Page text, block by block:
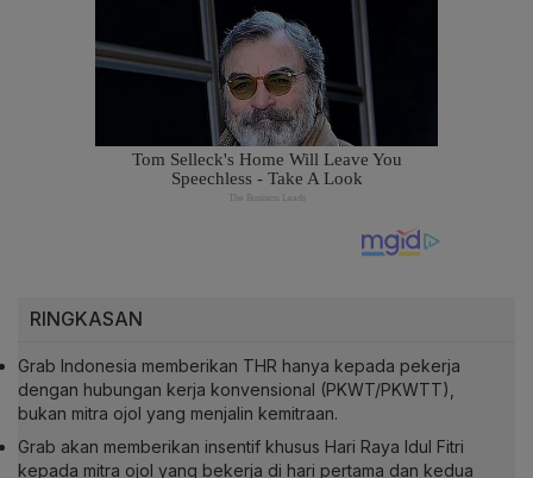
RINGKASAN
Grab Indonesia memberikan THR hanya kepada pekerja
dengan hubungan kerja konvensional (PKWT/PKWTT),
bukan mitra ojol yang menjalin kemitraan.
Grab akan memberikan insentif khusus Hari Raya Idul Fitri
kepada mitra ojol yang bekerja di hari pertama dan kedua